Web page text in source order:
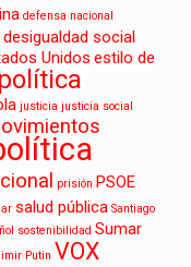
defensa nacional
desigualdad social
Unidos estilo de
justicia justicia social
prisión PSOE
salud pública Santiago
sostenibilidad Sumar
Putin VOX